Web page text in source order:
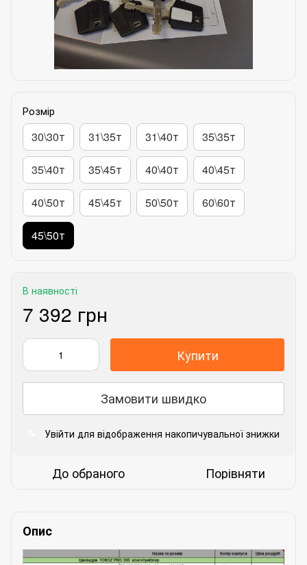
Розмір
30\30т 31\35т 31\40т 35\35т
35\40т 35\45т 40\40т 40\45т
40\50т 45\45т 50\50т 60\60т
45\50т
В наявності
7 392 грн
Купити
Замовити швидко
Увійти для відображення накопичувальної знижки
До обраного Порівняти
Опис